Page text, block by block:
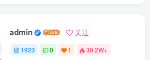
admin 关注
1923 0 1 30.2W+